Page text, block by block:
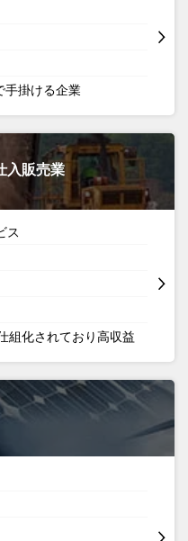
手掛ける企業
入販売業
ス
組化されており高収益